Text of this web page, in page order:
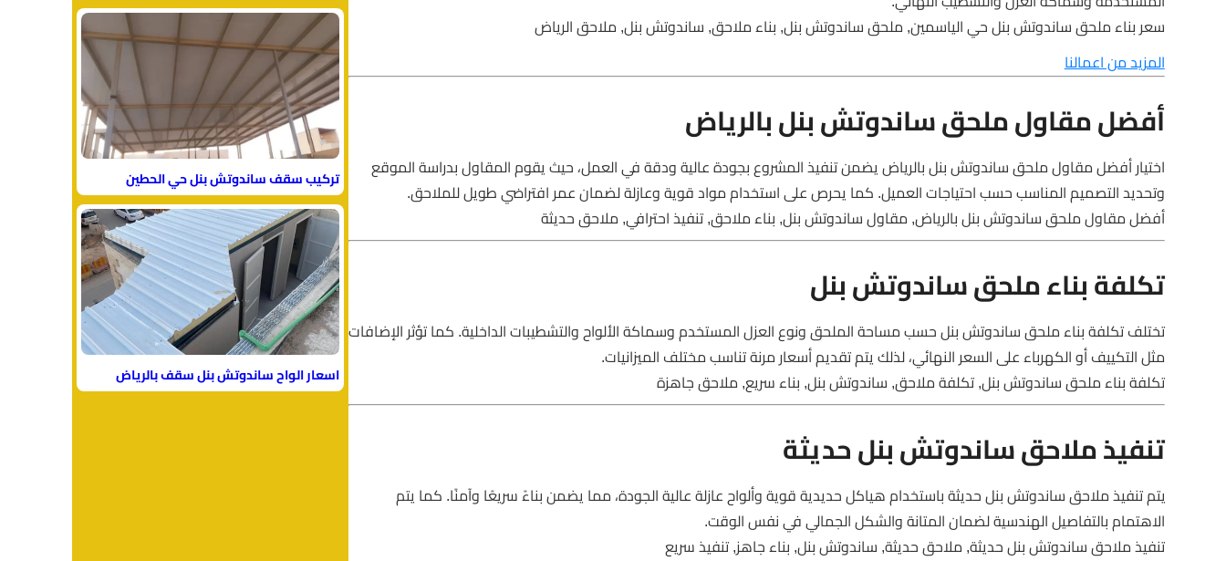
سعر بناء ملحق ساندوتش بنل حي الياسمين, ملحق ساندوتش بنل, بناء ملاحق, ساندوتش بنل, ملاحق الرياض
المزيد من اعمالنا
أفضل مقاول ملحق ساندوتش بنل بالرياض
اختيار أفضل مقاول ملحق ساندوتش بنل بالرياض يضمن تنفيذ المشروع بجودة عالية ودقة في العمل، حيث يقوم المقاول بدراسة الموقع
وتحديد التصميم المناسب حسب احتياجات العميل. كما يحرص على استخدام مواد قوية وعازلة لضمان عمر افتراضي طويل للملاحق.
أفضل مقاول ملحق ساندوتش بنل بالرياض, مقاول ساندوتش بنل, بناء ملاحق, تنفيذ احترافي, ملاحق حديثة
تكلفة بناء ملحق ساندوتش بنل
تختلف تكلفة بناء ملحق ساندوتش بنل حسب مساحة الملحق ونوع العزل المستخدم وسماكة الألواح والتشطيبات الداخلية. كما تؤثر الإضافات
مثل التكييف أو الكهرباء على السعر النهائي، لذلك يتم تقديم أسعار مرنة تناسب مختلف الميزانيات.
تكلفة بناء ملحق ساندوتش بنل, تكلفة ملاحق, ساندوتش بنل, بناء سريع, ملاحق جاهزة
تنفيذ ملاحق ساندوتش بنل حديثة
يتم تنفيذ ملاحق ساندوتش بنل حديثة باستخدام هياكل حديدية قوية وألواح عازلة عالية الجودة، مما يضمن بناءً سريعًا وآمنًا. كما يتم
الاهتمام بالتفاصيل الهندسية لضمان المتانة والشكل الجمالي في نفس الوقت.
تنفيذ ملاحق ساندوتش بنل حديثة, ملاحق حديثة, ساندوتش بنل, بناء جاهز, تنفيذ سريع
تركيب سقف ساندوتش بنل حي الحطين
اسعار الواح ساندوتش بنل سقف بالرياض